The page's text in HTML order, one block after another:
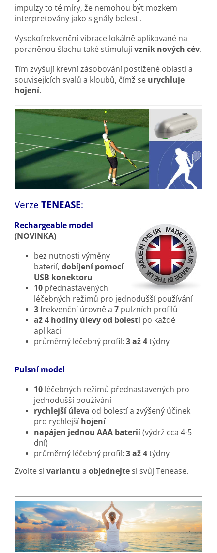
impulzy to té míry, že nemohou být mozkem
interpretovány jako signály bolesti.
Vysokofrekvenční vibrace lokálně aplikované na
poraněnou šlachu také stimulujívznik nových cév.
Tím zvyšují krevní zásobování postižené oblasti a
souvisejících svalů a kloubů, čímž se urychluje
hojení.
Verze TENEASE:
Rechargeable model
(NOVINKA)
bez nutnosti výměny
baterií, dobíjení pomocí
USB konektoru
10 přednastavených
léčebných režimů pro jednodušší používání
3frekvenční úrovně a 7 pulzních profilů
až 4 hodiny úlevy od bolesti po každé
aplikaci
průměrný léčebný profil: 3 až 4týdny
Pulsní model
10 léčebných režimů přednastavených pro
jednodušší používání
rychlejší úleva od bolestí a zvýšený účinek
pro rychlejší hojení
napájen jednou AAA baterií(výdrž cca 4-5
dní)
průměrný léčebný profil: 3 až 4týdny
Zvolte si variantu a objednejte si svůj Tenease.